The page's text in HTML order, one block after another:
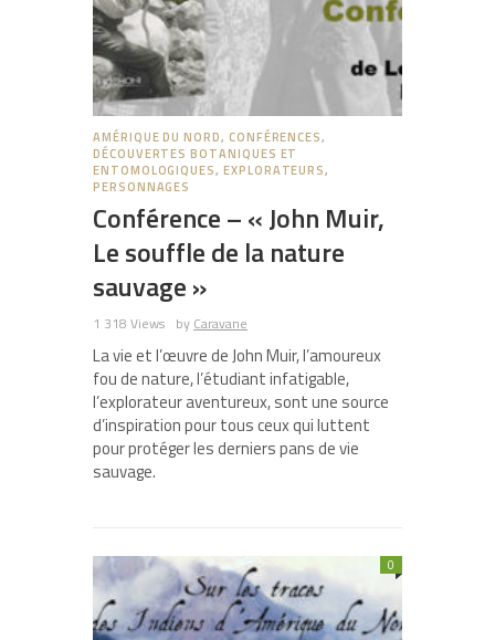
AMÉRIQUE DU NORD, CONFÉRENCES,
DÉCOUVERTES BOTANIQUES ET
ENTOMOLOGIQUES, EXPLORATEURS,
PERSONNAGES
Conférence – « John Muir,
Le souffle de la nature
sauvage »
1 318 Views by Caravane
La vie et l’œuvre de John Muir, l’amoureux
fou de nature, l’étudiant infatigable,
l’explorateur aventureux, sont une source
d’inspiration pour tous ceux qui luttent
pour protéger les derniers pans de vie
sauvage.
0